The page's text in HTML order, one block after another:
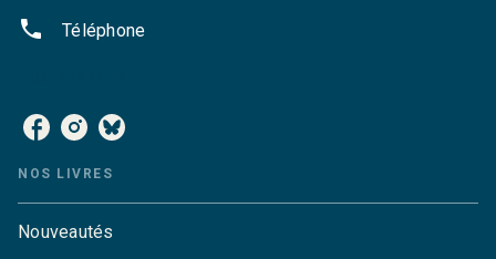
phone Téléphone
NOS LIVRES
Nouveautés